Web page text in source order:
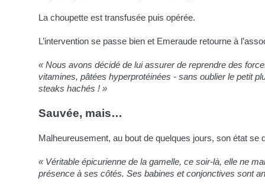
La choupette est transfusée puis opérée.
L’intervention se passe bien et Emeraude retourne à
« Nous avons décidé de lui assurer de reprendre des
vitamines, pâtées hyperprotéinées - sans oublier le petit
steaks hachés ! »
Sauvée, mais…
Malheureusement, au bout de quelques jours, son état se
« Véritable épicurienne de la gamelle, ce soir-là, elle ne
présence à ses côtés. Ses babines et conjonctives sont